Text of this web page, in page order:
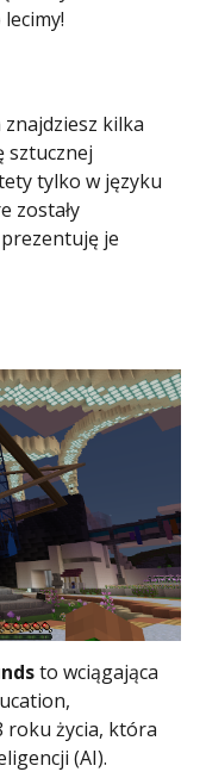
kilka
sztucznej
tylko w języku
zostały
je
to wciągająca
roku życia, która
(AI).